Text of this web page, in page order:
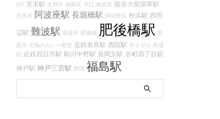
GP 茨木駅 生野区 福島区 辛口 鶴見区 龍谷大前深草駅
茨木市 阿波座駅 長堀橋駅 阿倍野区 粉浜駅 西田
辺駅 難波駅 高槻市 肥後橋 肥後橋駅 箕
面市 究極のカレー殿堂 近鉄奈良駅 西院駅 辛さゼロ 西成
区 近鉄四日市駅 駒川中野駅 長岡京駅 谷町四丁目駅
神戸駅 神戸三宮駅 西区 福島駅